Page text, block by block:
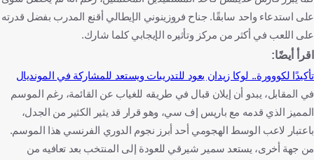
على استدعاء واحد سابقًا. جناح فروزينوني الإيطالي أقنع المدرب بفضل قدرته
على اللعب في أكثر من مركز وتأثيره الإيجابي كلما شارك.
اقرأ أيضًا:
تأكيدًا لكووورة.. لوكا زيدان يعود للتدريبات ويستعد للمشاركة في المونديال
في المقابل، يبدو أن إيلان قبال في طريقه للغياب عن القائمة، رغم الموسم
المميز الذي قدمه مع باريس إف سي، وهو قرار قد يثير الكثير من الجدل،
باعتبار لاعب الوسط الهجومي أحد أبرز نجوم الدوري الفرنسي هذا الموسم.
من جهة أخرى، يستعد سمير شيرقي للعودة إلى المنتخب بعد تعافيه من